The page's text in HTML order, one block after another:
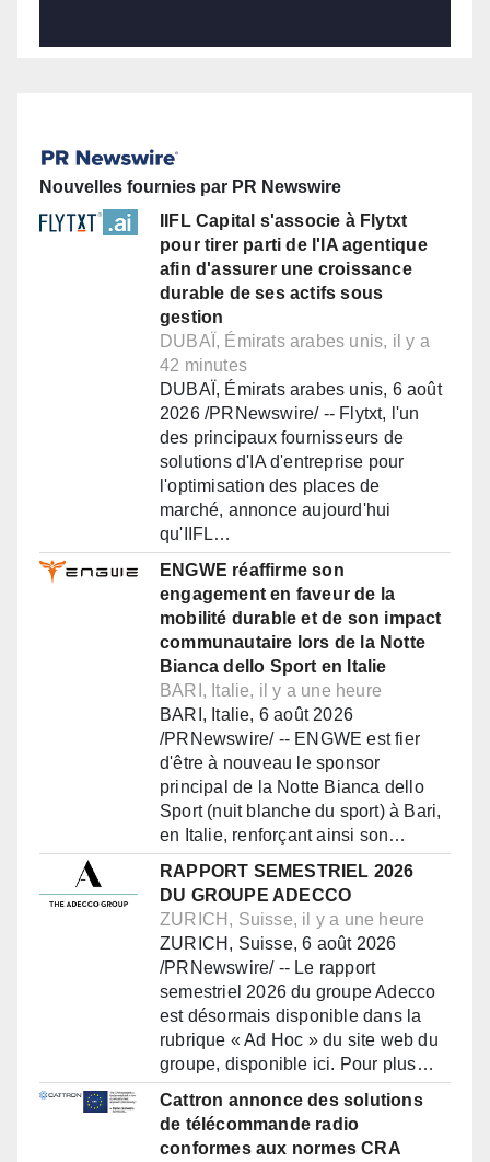
Nouvelles fournies par PR Newswire
IIFL Capital s'associe à Flytxt
pour tirer parti de l'IA agentique
afin d'assurer une croissance
durable de ses actifs sous
gestion
DUBAÏ, Émirats arabes unis, il y a
42 minutes
DUBAÏ, Émirats arabes unis, 6 août
2026 /PRNewswire/ -- Flytxt, l'un
des principaux fournisseurs de
solutions d'IA d'entreprise pour
l'optimisation des places de
marché, annonce aujourd'hui
qu'IIFL…
ENGWE réaffirme son
engagement en faveur de la
mobilité durable et de son impact
communautaire lors de la Notte
Bianca dello Sport en Italie
BARI, Italie, il y a une heure
BARI, Italie, 6 août 2026
/PRNewswire/ -- ENGWE est fier
d'être à nouveau le sponsor
principal de la Notte Bianca dello
Sport (nuit blanche du sport) à Bari,
en Italie, renforçant ainsi son…
RAPPORT SEMESTRIEL 2026
DU GROUPE ADECCO
ZURICH, Suisse, il y a une heure
ZURICH, Suisse, 6 août 2026
/PRNewswire/ -- Le rapport
semestriel 2026 du groupe Adecco
est désormais disponible dans la
rubrique « Ad Hoc » du site web du
groupe, disponible ici. Pour plus…
Cattron annonce des solutions
de télécommande radio
conformes aux normes CRA